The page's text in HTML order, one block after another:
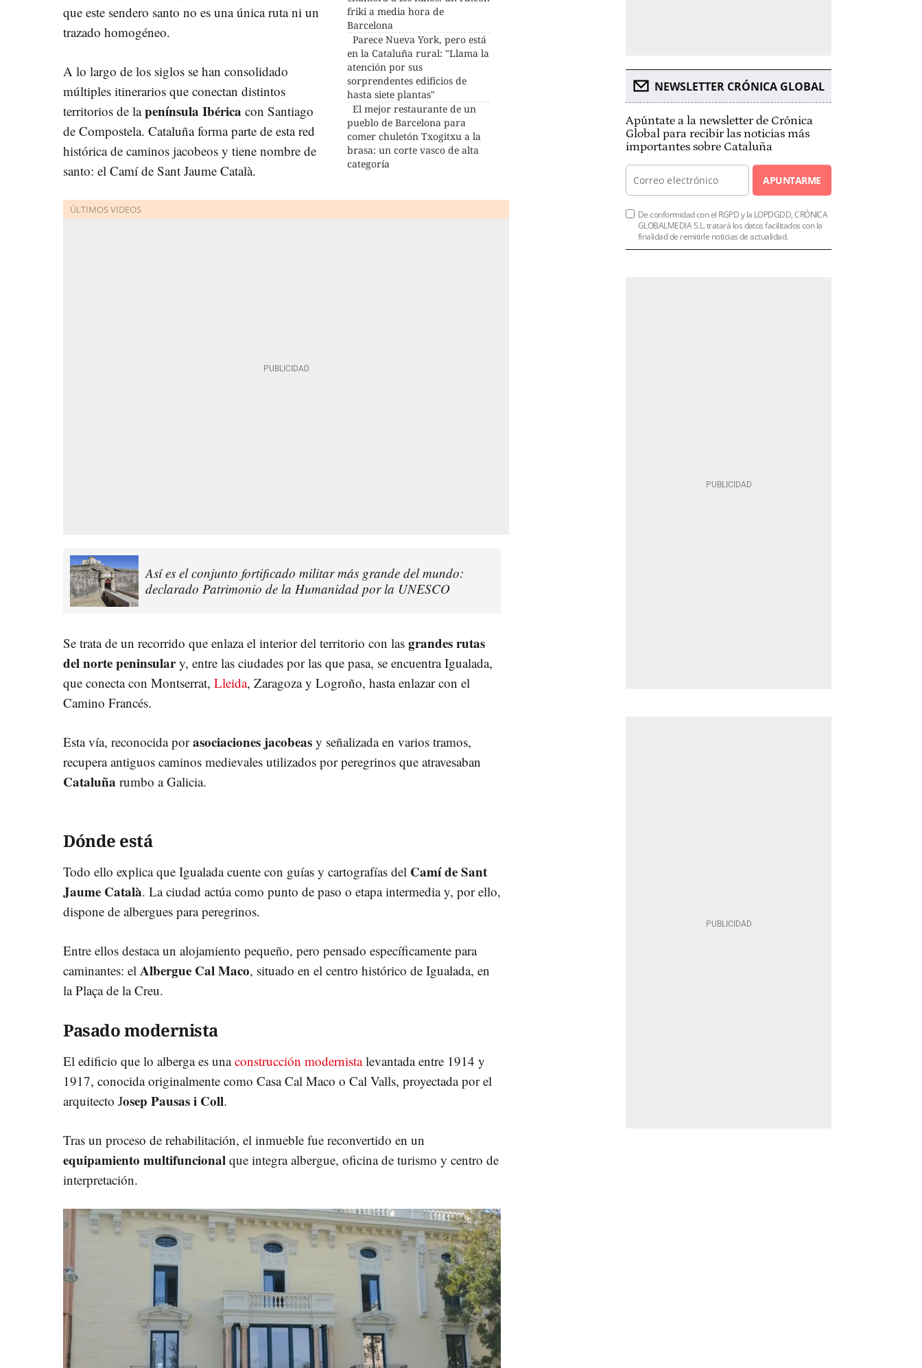
friki a media hora de
Barcelona
Parece Nueva York, pero está
en la Cataluña rural: "Llama la
atención por sus
sorprendentes edificios de
hasta siete plantas"
El mejor restaurante de un
pueblo de Barcelona para
comer chuletón Txogitxu a la
brasa: un corte vasco de alta
categoría
que este sendero santo no es una única ruta ni un
trazado homogéneo.
A lo largo de los siglos se han consolidado
múltiples itinerarios que conectan distintos
territorios de lapenínsula Ibérica con Santiago
de Compostela. Cataluña forma parte de esta red
histórica de caminos jacobeos y tiene nombre de
santo: el Camí de Sant Jaume Català.
Así es el conjunto fortificado militar más grande del mundo:
declarado Patrimonio de la Humanidad por la UNESCO
Se trata de un recorrido que enlaza el interior del territorio con las grandes rutas
del norte peninsulary, entre las ciudades por las que pasa, se encuentra Igualada,
que conecta con Montserrat, Lleida, Zaragoza y Logroño, hasta enlazar con el
Camino Francés.
Esta vía, reconocida porasociaciones jacobeas y señalizada en varios tramos,
recupera antiguos caminos medievales utilizados por peregrinos que atravesaban
Cataluña rumbo a Galicia.
Dónde está
Todo ello explica que Igualada cuente con guías y cartografías del Camí de Sant
Jaume Català. La ciudad actúa como punto de paso o etapa intermedia y, por ello,
dispone de albergues para peregrinos.
Entre ellos destaca un alojamiento pequeño, pero pensado específicamente para
caminantes: el Albergue Cal Maco, situado en el centro histórico de Igualada, en
la Plaça de la Creu.
Pasado modernista
El edificio que lo alberga es unaconstrucción modernistalevantada entre 1914 y
1917, conocida originalmente como Casa Cal Maco o Cal Valls, proyectada por el
arquitecto Josep Pausas i Coll.
Tras un proceso de rehabilitación, el inmueble fue reconvertido en un
equipamiento multifuncional que integra albergue, oficina de turismo y centro de
interpretación.
NEWSLETTER CRÓNICA GLOBAL
Apúntate a la newsletter de Crónica
Global para recibir las noticias más
importantes sobre Cataluña
APUNTARME
De conformidad con el RGPD y la LOPDGDD, CRÓNICA
GLOBALMEDIA S.L. tratará los datos facilitados con la
finalidad de remitirle noticias de actualidad.